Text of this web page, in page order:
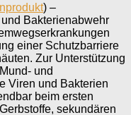
) –
Bakterienabwehr
einer Schutzbarriere
Zur Unterstützung
und
Viren und Bakterien
beim ersten
sekundären